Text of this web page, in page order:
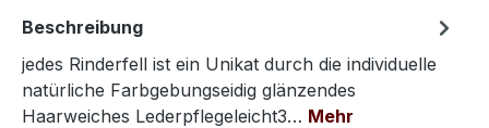
Beschreibung
jedes Rinderfell ist ein Unikat durch die individuelle
natürliche Farbgebungseidig glänzendes
Haarweiches Lederpflegeleicht3… Mehr